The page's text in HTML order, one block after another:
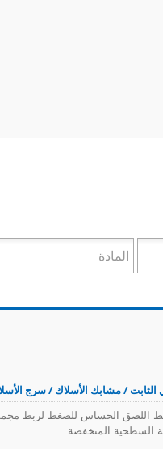
الثابت / مشابك الأسلاك / سرج
اللصق الحساس للضغط لربط
السطحية المنخفضة.